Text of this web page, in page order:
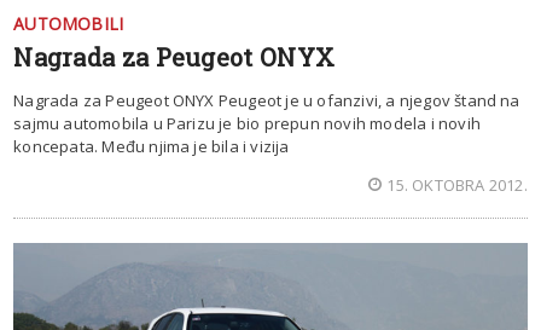
AUTOMOBILI
Nagrada za Peugeot ONYX
Nagrada za Peugeot ONYX Peugeot je u ofanzivi, a njegov štand na
sajmu automobila u Parizu je bio prepun novih modela i novih
koncepata. Među njima je bila i vizija
15. OKTOBRA 2012.